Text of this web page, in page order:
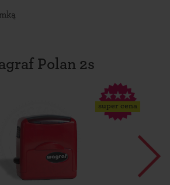
Polan 2s
super cena